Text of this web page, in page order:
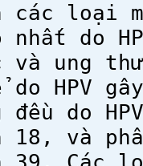
các loại
nhất do
và ung
do HPV
đều do
18, và